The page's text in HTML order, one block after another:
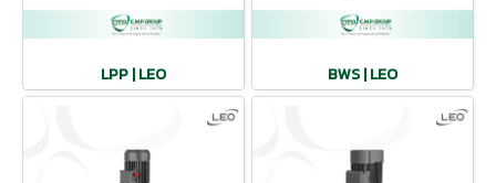
LPP | LEO BWS | LEO